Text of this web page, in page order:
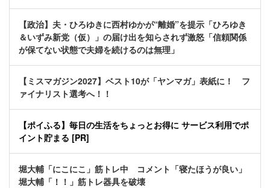
【政治】夫・ひろゆきに西村ゆかが“離婚”を提示「ひろゆき
＆いずみ新党（仮）」の届け出を知らされず激怒「信頼関係
が保てない状態で夫婦を続けるのは無理」
【ミスマガジン2027】ベスト10が「ヤンマガ」表紙に！ フ
ァイナリスト選考へ！！
【ポイふる】毎日の生活をちょっとお得に サービス利用でポ
イント貯まる [PR]
堀大輔「にこにこ」筋トレ中 コメント「寝たほうが良い」
堀大輔「！！」筋トレ器具を破壊